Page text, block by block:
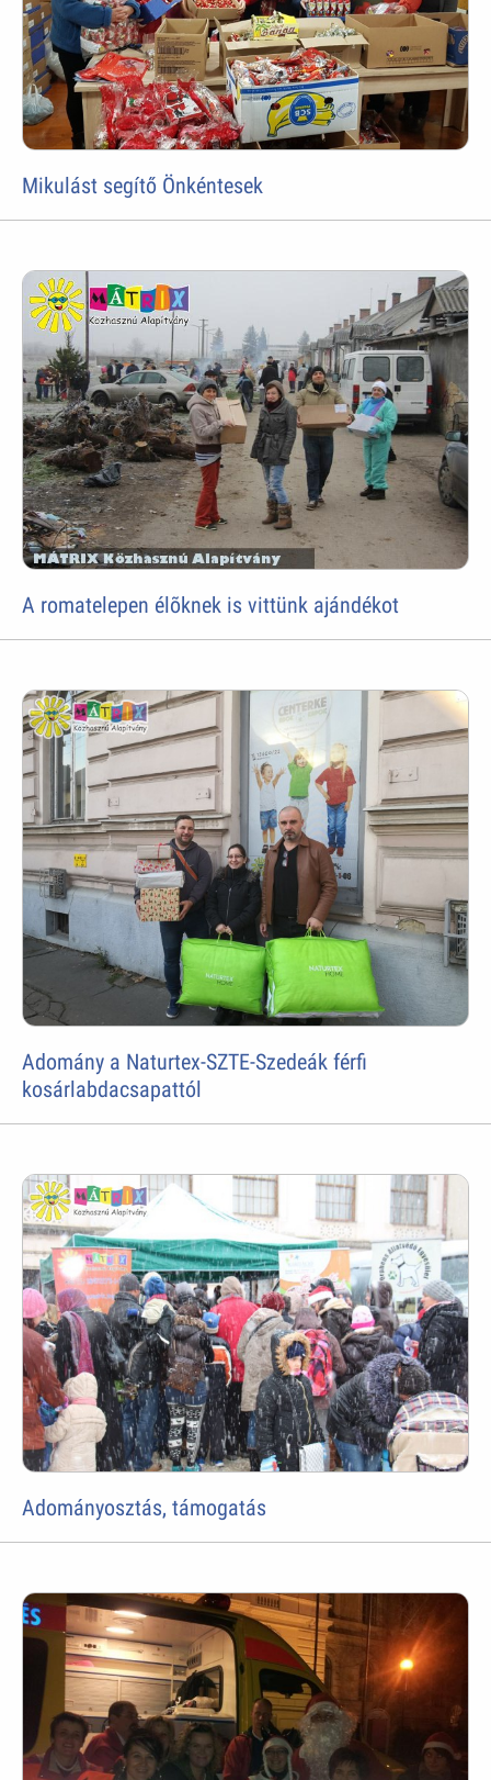
Mikulást segítő Önkéntesek
A romatelepen élõknek is vittünk ajándékot
Adomány a Naturtex-SZTE-Szedeák férfi
kosárlabdacsapattól
Adományosztás, támogatás